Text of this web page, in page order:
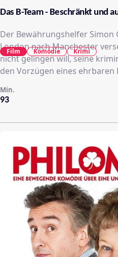
Das B-Team - Beschränkt und
Der Bewährungshelfer Simon
London nach Manchester
nicht gelingen will, seine
den Vorzügen eines ehrbaren
93
Min.
Film Komödie Krimi